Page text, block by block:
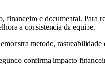
financeiro e documental.
a consistencia da equipe.
metodo,
confirma impacto